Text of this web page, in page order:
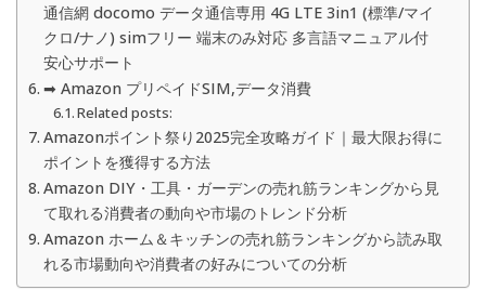
通信網 docomo データ通信専用 4G LTE 3in1 (標準/マイ
クロ/ナノ) simフリー 端末のみ対応 多言語マニュアル付
安心サポート
➡ Amazon プリペイドSIM,データ消費
Related posts:
Amazonポイント祭り2025完全攻略ガイド｜最大限お得に
ポイントを獲得する方法
Amazon DIY・工具・ガーデンの売れ筋ランキングから見
て取れる消費者の動向や市場のトレンド分析
Amazon ホーム＆キッチンの売れ筋ランキングから読み取
れる市場動向や消費者の好みについての分析